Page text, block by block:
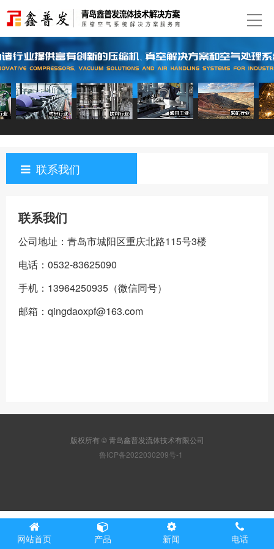
联系我们
联系我们
公司地址：青岛市城阳区重庆北路115号3楼
电话：0532-83625090
手机：13964250935（微信同号）
邮箱：qingdaoxpf@163.com
版权所有 © 青岛鑫普发流体技术有限公司
鲁ICP备2022030209号-1
网站首页 产品 新闻 电话